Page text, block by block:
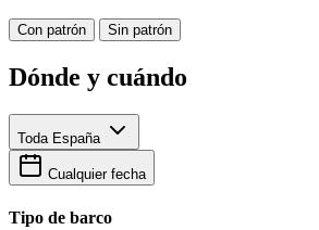
Con patrón Sin patrón
Dónde y cuándo
Toda España
Cualquier fecha
Tipo de barco